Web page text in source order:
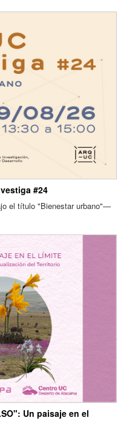
#24
el título "Bienestar urbano"—
Un paisaje en el